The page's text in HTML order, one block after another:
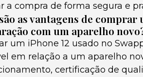
a compra de forma segura e
as vantagens de comprar
com um aparelho
um iPhone 12 usado no
em relação a um aparelho
certificação de